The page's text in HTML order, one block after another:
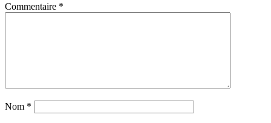
Commentaire *
Nom *